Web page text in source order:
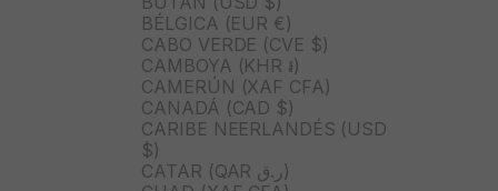
BÉLGICA (EUR €)
CABO VERDE (CVE $)
CAMBOYA (KHR ៛)
CAMERÚN (XAF CFA)
CANADÁ (CAD $)
CARIBE NEERLANDÉS (USD
$)
CATAR (QAR ر.ق)